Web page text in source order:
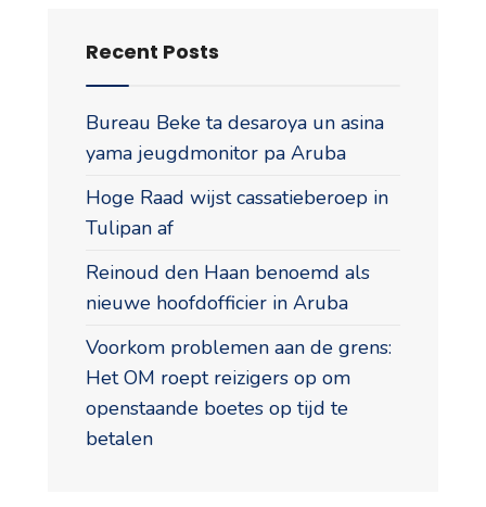
Recent Posts
Bureau Beke ta desaroya un asina
yama jeugdmonitor pa Aruba
Hoge Raad wijst cassatieberoep in
Tulipan af
Reinoud den Haan benoemd als
nieuwe hoofdofficier in Aruba
Voorkom problemen aan de grens:
Het OM roept reizigers op om
openstaande boetes op tijd te
betalen